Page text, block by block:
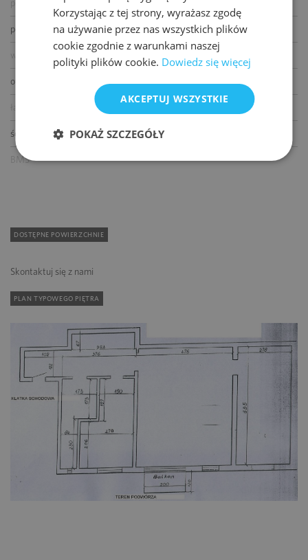
podnoszone podłogi
podwieszane sufity
otwierane okna
łącze światłowodowe
ścianki działowe
BMS
DOSTĘPNE POWIERZCHNIE
Skontaktuj się z nami
PLAN TYPOWEGO PIĘTRA
Korzystając z tej strony, wyrażasz zgodę
na używanie przez nas wszystkich plików
cookie zgodnie z warunkami naszej
polityki plików cookie. Dowiedz się więcej
AKCEPTUJ WSZYSTKIE
POKAŻ SZCZEGÓŁY